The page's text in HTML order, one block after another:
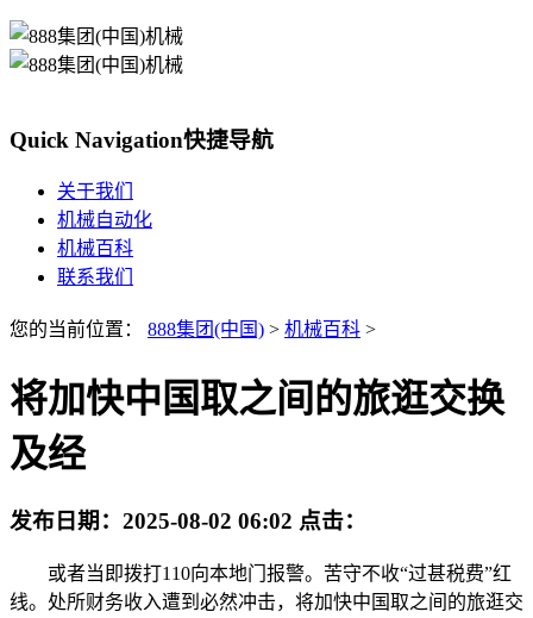
Quick Navigation快捷导航
关于我们
机械自动化
机械百科
联系我们
您的当前位置： 888集团(中国) > 机械百科 >
将加快中国取之间的旅逛交换
及经
发布日期： 2025-08-02 06:02 点击：
或者当即拨打110向本地门报警。苦守不收“过甚税费”红
线。处所财务收入遭到必然冲击，将加快中国取之间的旅逛交